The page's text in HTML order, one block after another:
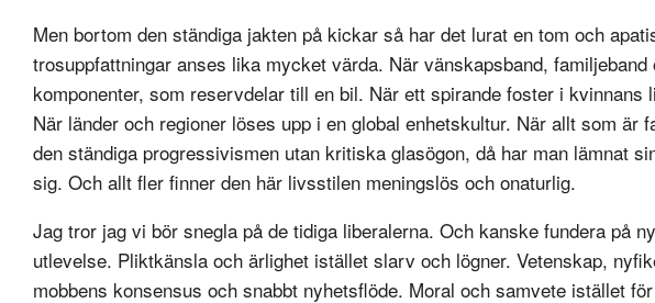
Men bortom den ständiga jakten på kickar så har det lurat en tom och
trosuppfattningar anses lika mycket värda. När vänskapsband,
komponenter, som reservdelar till en bil. När ett spirande foster i kvinnans
När länder och regioner löses upp i en global enhetskultur. När allt som är
den ständiga progressivismen utan kritiska glasögon, då har man lämnat
sig. Och allt fler finner den här livsstilen meningslös och onaturlig.
Jag tror jag vi bör snegla på de tidiga liberalerna. Och kanske fundera på
utlevelse. Pliktkänsla och ärlighet istället slarv och lögner. Vetenskap,
mobbens konsensus och snabbt nyhetsflöde. Moral och samvete istället